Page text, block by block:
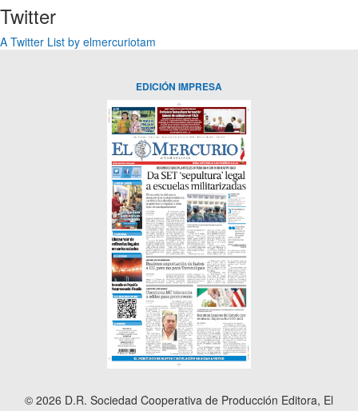
Twitter
A Twitter List by elmercuriotam
EDICIÓN IMPRESA
© 2026 D.R. Sociedad Cooperativa de Producción Editora, El